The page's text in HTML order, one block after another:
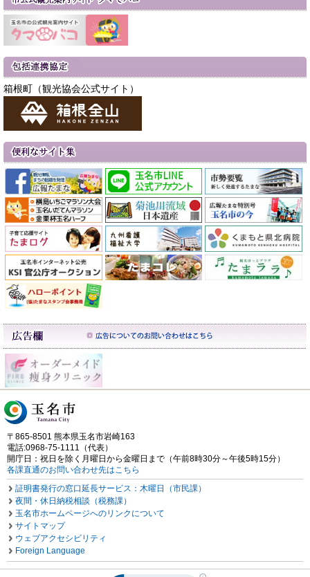
箱根町（観光協会公式サイト）
〒865-8501 熊本県玉名市岩崎163
電話:0968-75-1111（代表）
開庁日：祝日を除く月曜日から金曜日まで（午前8時30分～午後5時15分）
各課直通のお問い合わせ先はこちら
証明書発行の窓口延長サービス：木曜日（市民課）
夜間・休日納税相談（税務課）
玉名市ホームページへのリンクについて
サイトマップ
ウェブアクセシビリティ
Foreign Language